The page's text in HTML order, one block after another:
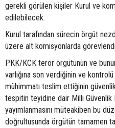
gerekli görülen kişiler Kurul ve
edilebilecek.
Kurul tarafından sürecin örgüt
üzere alt komisyonlarda
PKK/KCK terör örgütünün ve
varlığına son verdiğinin ve
mühimmatı teslim ettiğinin
tespitin teyidine dair Milli Güvenlik
yayımlanmasını müteakiben bu
doğrultusunda örgütün tamamen